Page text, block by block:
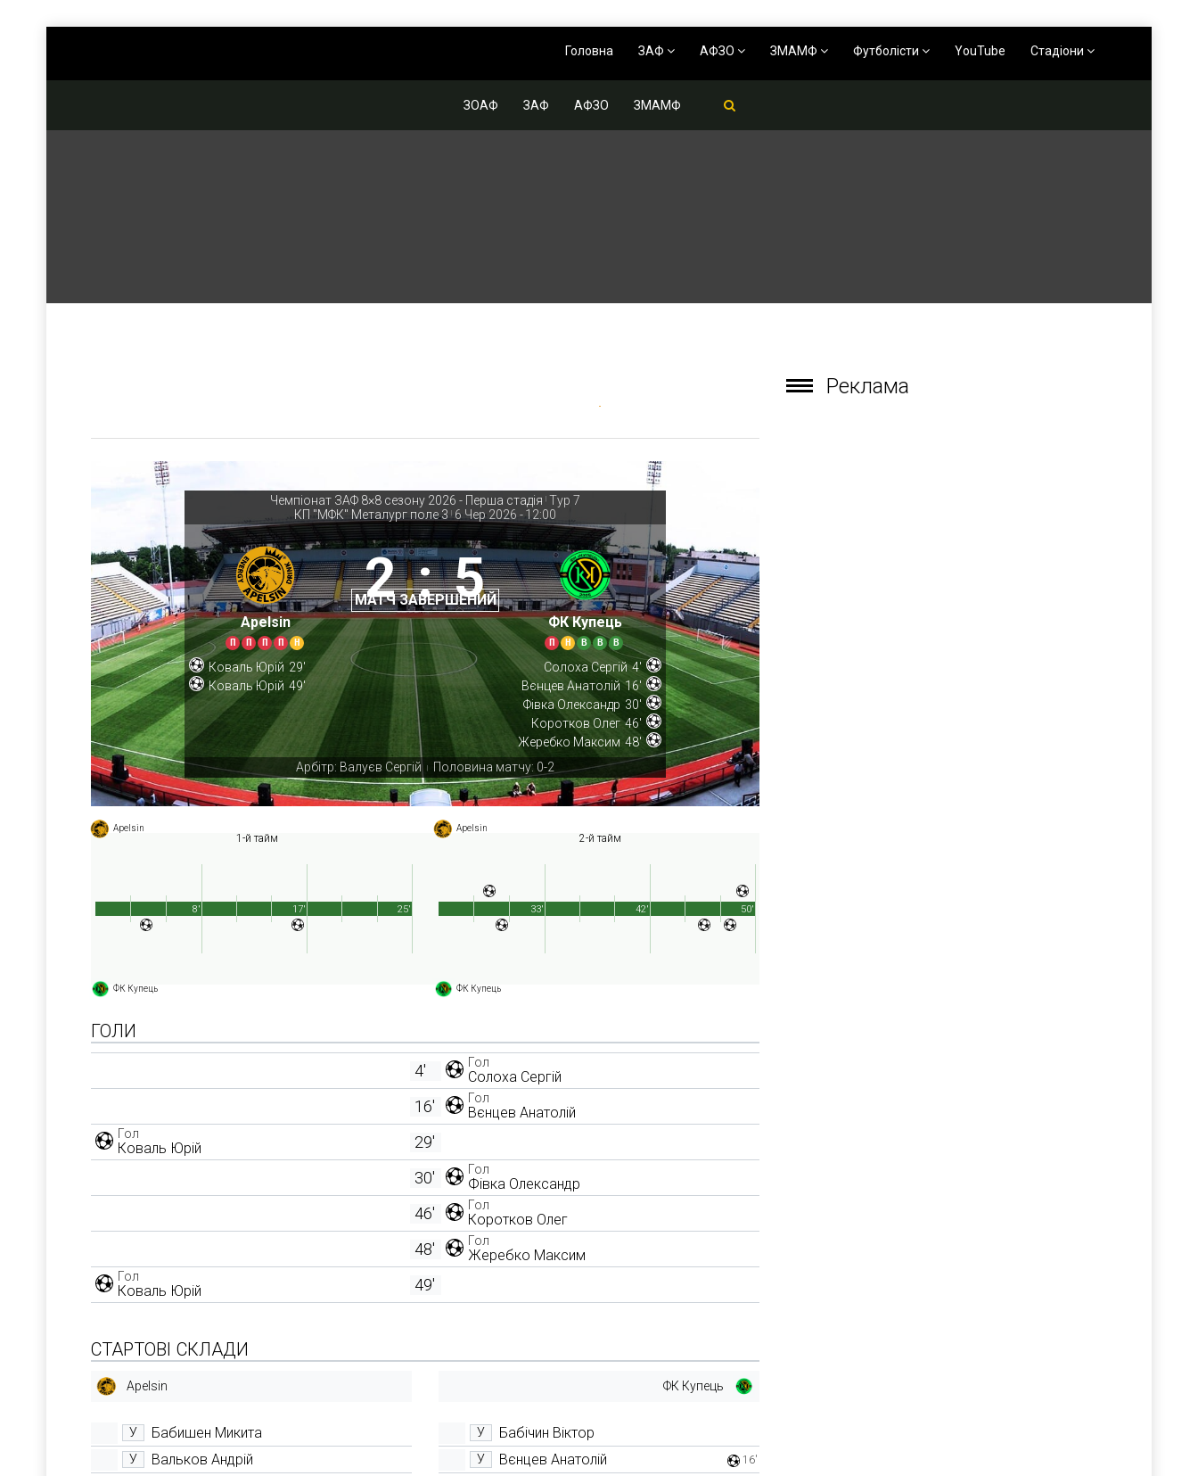
Головна ЗАФ АФЗО ЗМАМФ Футболісти YouTube Стадіони
ЗОАФ ЗАФ АФЗО ЗМАМФ
Чемпіонат ЗАФ 8×8 сезону 2026 - Перша стадія | Тур 7
КП "МФК" Металург поле 3 | 6 Чер 2026 -12:00
Apelsin
П П П П Н
2 : 5
МАТЧ ЗАВЕРШЕНИЙ
ФК Купець
П Н В В В
Коваль Юрій 29'
Коваль Юрій 49'
Солоха Сергій 4'
Вєнцев Анатолій 16'
Фівка Олександр 30'
Коротков Олег 46'
Жеребко Максим 48'
Арбітр: Валуєв Сергій
| Половина матчу: 0-2
Apelsin
1-й тайм
ФК Купець
25'
8' 17'
Apelsin
2-й тайм
ФК Купець
50'
33' 42'
ГОЛИ
4' Гол
Солоха Сергій
16' Гол
Вєнцев Анатолій
Гол
Коваль Юрій
29'
30'
Гол
Фівка Олександр
46' Гол
Коротков Олег
48' Гол
Жеребко Максим
Гол
Коваль Юрій 49'
СТАРТОВІ СКЛАДИ
Apelsin
У Бабишен Микита
У Вальков Андрій
ФК Купець
У Бабічин Віктор
У Вєнцев Анатолій 16'
Реклама